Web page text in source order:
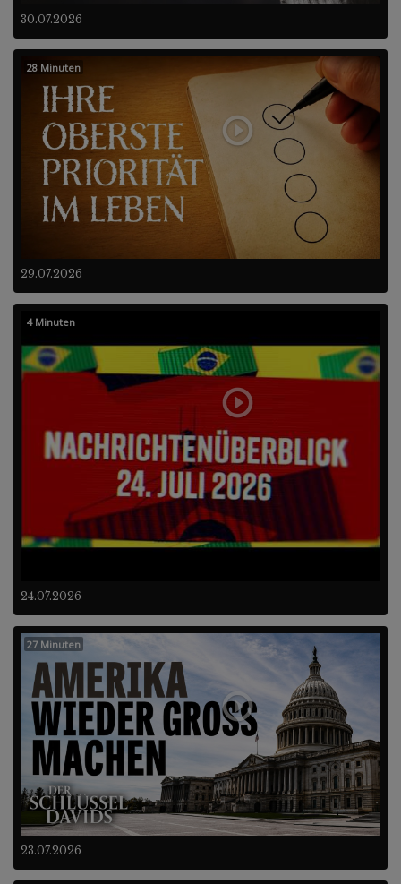
30.07.2026
29.07.2026
28 Minuten
24.07.2026
4 Minuten
23.07.2026
27 Minuten